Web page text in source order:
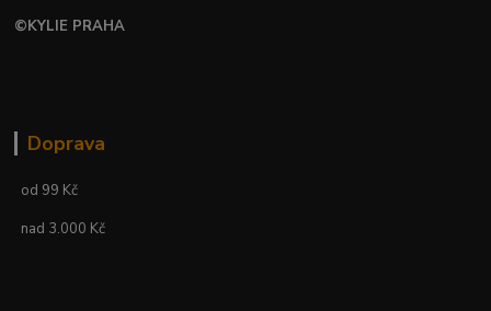
©KYLIE PRAHA
Doprava
od 99 Kč
nad 3.000 Kč